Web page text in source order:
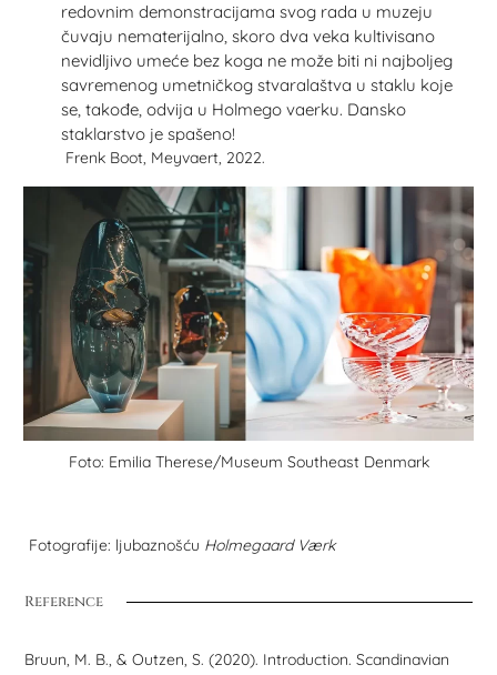
redovnim demonstracijama svog rada u muzeju
čuvaju nematerijalno, skoro dva veka kultivisano
nevidljivo umeće bez koga ne može biti ni najboljeg
savremenog umetničkog stvaralaštva u staklu koje
se, takođe, odvija u Holmego vaerku. Dansko
staklarstvo je spašeno!
Frenk Boot, Meyvaert, 2022.
Foto: Emilia Therese/Museum Southeast Denmark
Fotografije: ljubaznošću Holmegaard Værk
Reference
Bruun, M. B., & Outzen, S. (2020). Introduction. Scandinavian